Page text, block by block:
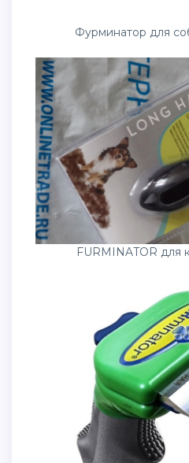
Фурминатор для
FURMINATOR для